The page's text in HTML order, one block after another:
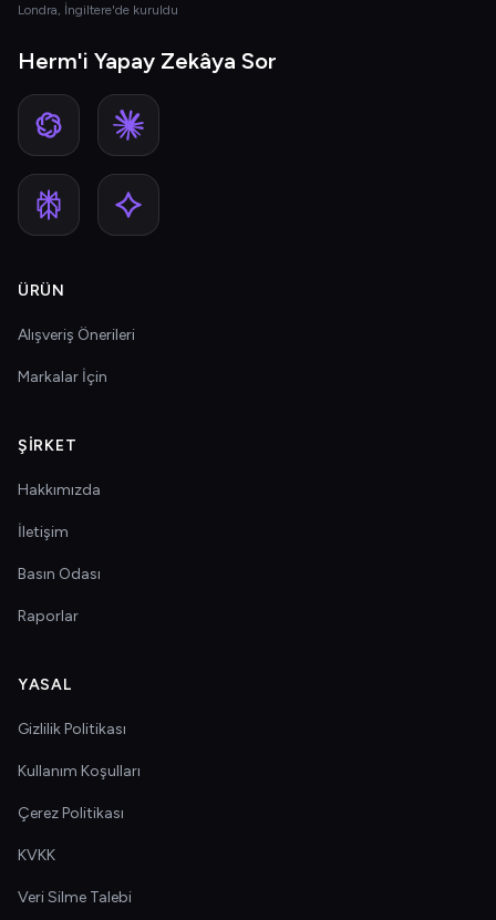
Londra, İngiltere'de kuruldu
Herm'i Yapay Zekâya Sor
ÜRÜN
Alışveriş Önerileri
Markalar İçin
ŞIRKET
Hakkımızda
İletişim
Basın Odası
Raporlar
YASAL
Gizlilik Politikası
Kullanım Koşulları
Çerez Politikası
KVKK
Veri Silme Talebi